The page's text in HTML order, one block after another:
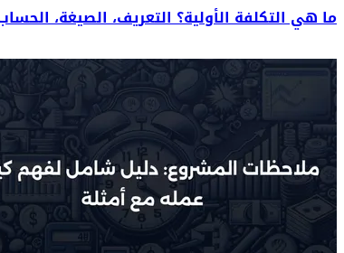
ما هي التكلفة الأولية؟ التعريف، الصيغة،